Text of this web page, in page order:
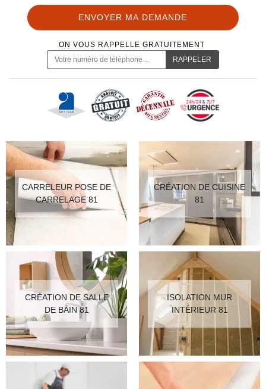
ON VOUS RAPPELLE GRATUITEMENT
CARRELEUR POSE DE
CARRELAGE 81
CRÉATION DE CUISINE
81
CRÉATION DE SALLE
DE BAIN 81
ISOLATION MUR
INTÉRIEUR 81